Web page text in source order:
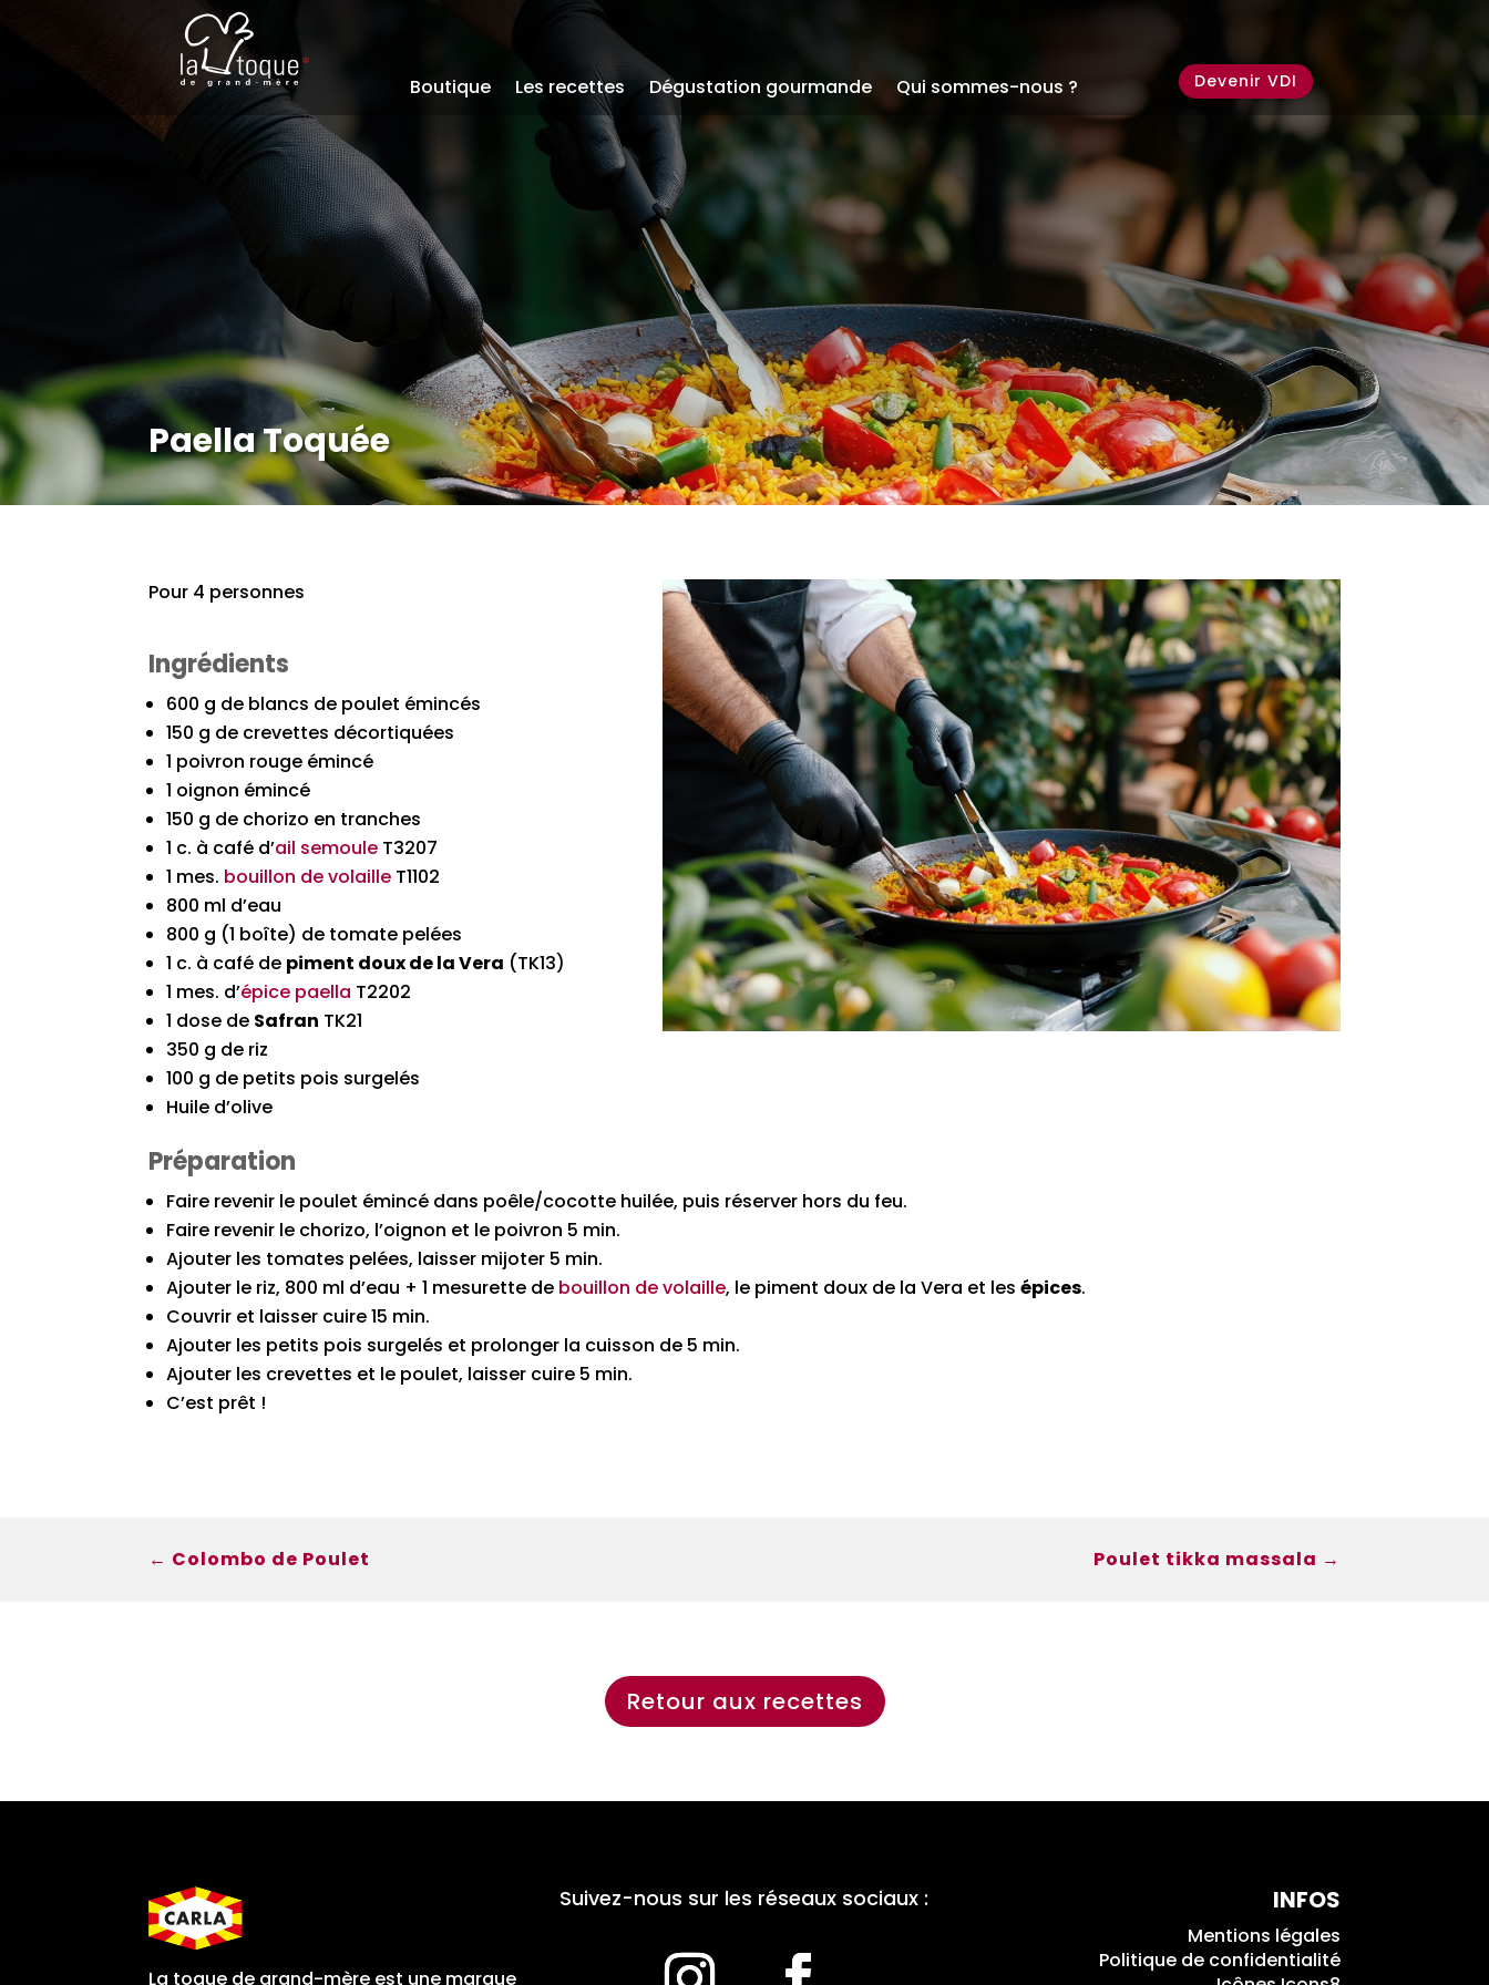
Boutique Les recettes Dégustation gourmande Qui sommes-nous ? Devenir VDI
Paella Toquée
Pour 4 personnes
Ingrédients
600 g de blancs de poulet émincés
150 g de crevettes décortiquées
1 poivron rouge émincé
1 oignon émincé
150 g de chorizo en tranches
1 c. à café d’ail semoule T3207
1 mes. bouillon de volaille T1102
800 ml d’eau
800 g (1 boîte) de tomate pelées
1 c. à café de piment doux de la Vera (TK13)
1 mes. d’épice paella T2202
1 dose de Safran TK21
350 g de riz
100 g de petits pois surgelés
Huile d’olive
Préparation
Faire revenir le poulet émincé dans poêle/cocotte huilée, puis réserver hors du feu.
Faire revenir le chorizo, l’oignon et le poivron 5 min.
Ajouter les tomates pelées, laisser mijoter 5 min.
Ajouter le riz, 800 ml d’eau + 1 mesurette de bouillon de volaille, le piment doux de la Vera et lesépices.
Couvrir et laisser cuire 15 min.
Ajouter les petits pois surgelés et prolonger la cuisson de 5 min.
Ajouter les crevettes et le poulet, laisser cuire 5 min.
C’est prêt !
← Colombo de Poulet Poulet tikka massala →
Retour aux recettes
La toque de grand-mère est une marque
Suivez-nous sur les réseaux sociaux : INFOS
Mentions légales
Politique de confidentialité